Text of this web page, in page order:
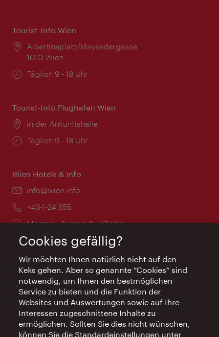
Tourist-Info Wien
Ort:
Albertinaplatz/Maysedergasse
1010 Wien
Öffnungszeiten:
Täglich 9 - 18 Uhr
Tourist-Info Flughafen Wien
Ort:
in der Ankunftshalle
Öffnungszeiten:
Täglich 9 - 18 Uhr
Wien Hotels & Info
Email:
info@wien.info
Telefon:
+43-1-24 555
Öffnungszeiten:
Montag - Freitag 9 – 17 Uhr
Feiertags geschlossen
AI Concierge Wien
Ort:
concierge.wien.info
Öffnungszeiten:
Informationen rund um die Uhr
Cookies gefällig?
Wir möchten Ihnen natürlich nicht auf den
Keks gehen. Aber so genannte “Cookies” sind
notwendig, um Ihnen den bestmöglichen
Service zu bieten und die Funktion der
Websites und Auswertungen sowie auf Ihre
Interessen zugeschnittene Inhalte zu
ermöglichen. Sollten Sie dies nicht wünschen,
können Sie die Standardeinstellungen unter